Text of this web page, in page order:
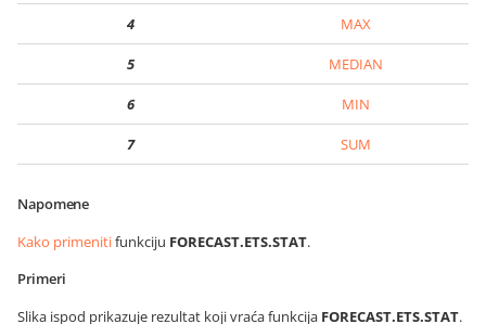
4 MAX
5 MEDIAN
6 MIN
7 SUM
Napomene
Kako primenitifunkciju FORECAST.ETS.STAT.
Primeri
Slika ispod prikazuje rezultat koji vraća funkcija FORECAST.ETS.STAT.